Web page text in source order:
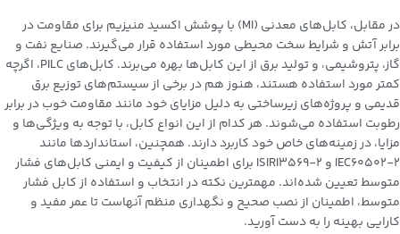
در مقابل، کابل‌های معدنی (MI) با پوشش اکسید منیزیم برای مقاومت در
برابر آتش و شرایط سخت محیطی مورد استفاده قرار می‌گیرند. صنایع نفت و
گاز، پتروشیمی، و تولید برق از این کابل‌ها بهره می‌برند. کابل‌های PILC، اگرچه
کمتر مورد استفاده هستند، هنوز هم در برخی از سیستم‌های توزیع برق
قدیمی و پروژه‌های زیرساختی به دلیل مزایای خود مانند مقاومت خوب در برابر
رطوبت استفاده می‌شوند. هر کدام از این انواع کابل، با توجه به ویژگی‌ها و
مزایا، در زمینه‌های خاص خود کاربرد دارند. همچنین، استانداردها مانند
IEC60502-2 و ISIRI3569-2 برای اطمینان از کیفیت و ایمنی کابل‌های فشار
متوسط تعیین شده‌اند. مهمترین نکته در انتخاب و استفاده از کابل‌ فشار
متوسط، اطمینان از نصب صحیح و نگهداری منظم آنهاست تا عمر مفید و
کارایی بهینه را به دست آورید.